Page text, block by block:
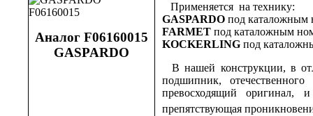
Аналог F06160015
GASPARDO
Применяется на технику:
GASPARDO под каталожным
FARMET под каталожным
KOCKERLING под
В нашей конструкции, в
подшипник,
превосходящий оригинал,
препятствующая